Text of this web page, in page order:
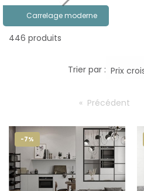
Carrelage moderne
446 produits
Trier par :
Précédent
-7%